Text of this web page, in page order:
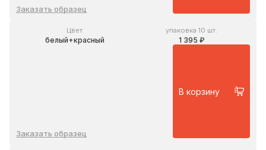
Заказать образец
Цвет
белый+красный
упаковка 10 шт.
1 395 ₽
Заказать образец
В корзину